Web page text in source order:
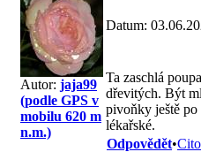
Autor: jaja99
(podle GPS v
mobilu 620 m
n.m.)
Datum:
Ta zaschlá
dřevitých. Být
pivoňky ještě
lékařské.
Odpovědět•